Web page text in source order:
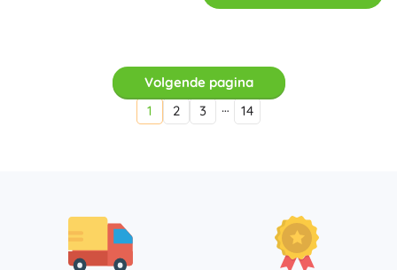
Volgende pagina
1
2 3 … 14